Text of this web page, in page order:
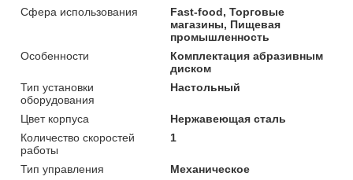
Сфера использования
Fast-food, Торговые
магазины, Пищевая
промышленность
Особенности
Комплектация абразивным
диском
Тип установки
оборудования
Настольный
Цвет корпуса
Нержавеющая сталь
Количество скоростей
работы
1
Тип управления
Механическое